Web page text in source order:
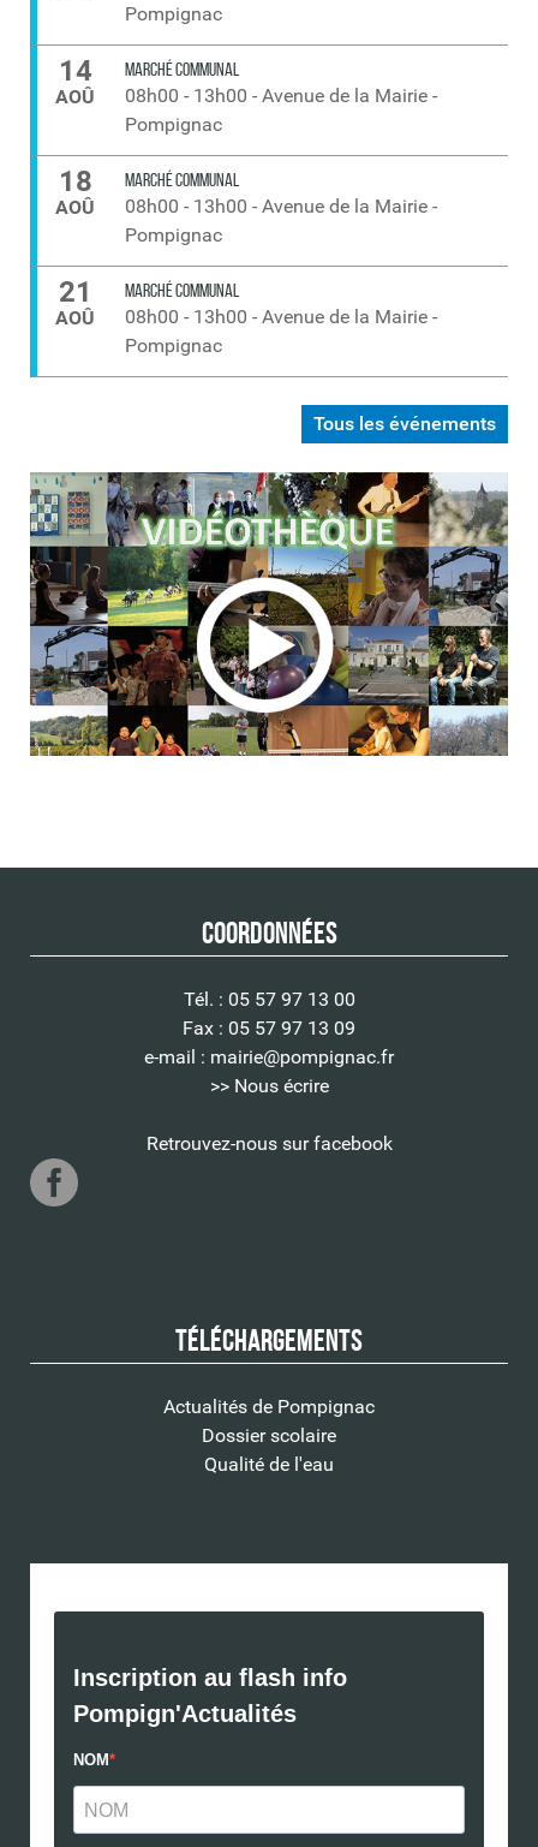
Tous les événements
Pompignac
14
AOÛ
MARCHÉ COMMUNAL
08h00 - 13h00 - Avenue de la Mairie -
Pompignac
18
AOÛ
MARCHÉ COMMUNAL
08h00 - 13h00 - Avenue de la Mairie -
Pompignac
21
AOÛ
MARCHÉ COMMUNAL
08h00 - 13h00 - Avenue de la Mairie -
Pompignac
Coordonnées
Tél. : 05 57 97 13 00
Fax : 05 57 97 13 09
e-mail : mairie@pompignac.fr
>> Nous écrire
Retrouvez-nous sur facebook
Téléchargements
Actualités de Pompignac
Dossier scolaire
Qualité de l'eau